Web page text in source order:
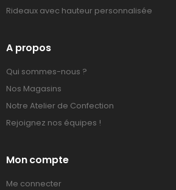
Rideaux avec hauteur personnalisée
A propos
Qui sommes-nous ?
Nos Magasins
Notre Atelier de Confection
Rejoignez nos équipes !
Mon compte
Me connecter